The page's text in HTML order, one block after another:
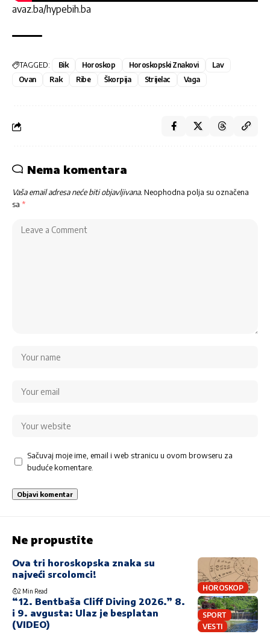
avaz.ba/hypebih.ba
TAGGED: Bik Horoskop Horoskopski Znakovi
Lav
Ovan
Rak Ribe Škorpija Strijelac Vaga
Nema komentara
Vaša email adresa neće biti objavljivana.Neophodna polja su označena
sa *
Sačuvaj moje ime, email i web stranicu u ovom browseru za
buduće komentare.
Ne propustite
HOROSKOP
Ova tri horoskopska znaka su
najveći srcolomci!
2 Min Read
SPORT
VESTI
“12. Bentbaša Cliff Diving 2026.” 8.
i 9. avgusta: Ulaz je besplatan
(VIDEO)